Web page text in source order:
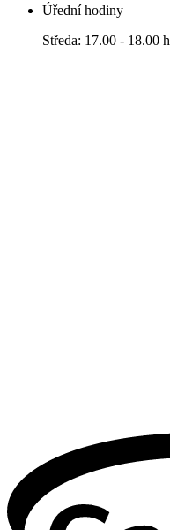
Úřední hodiny
Středa: 17.00 - 18.00 h